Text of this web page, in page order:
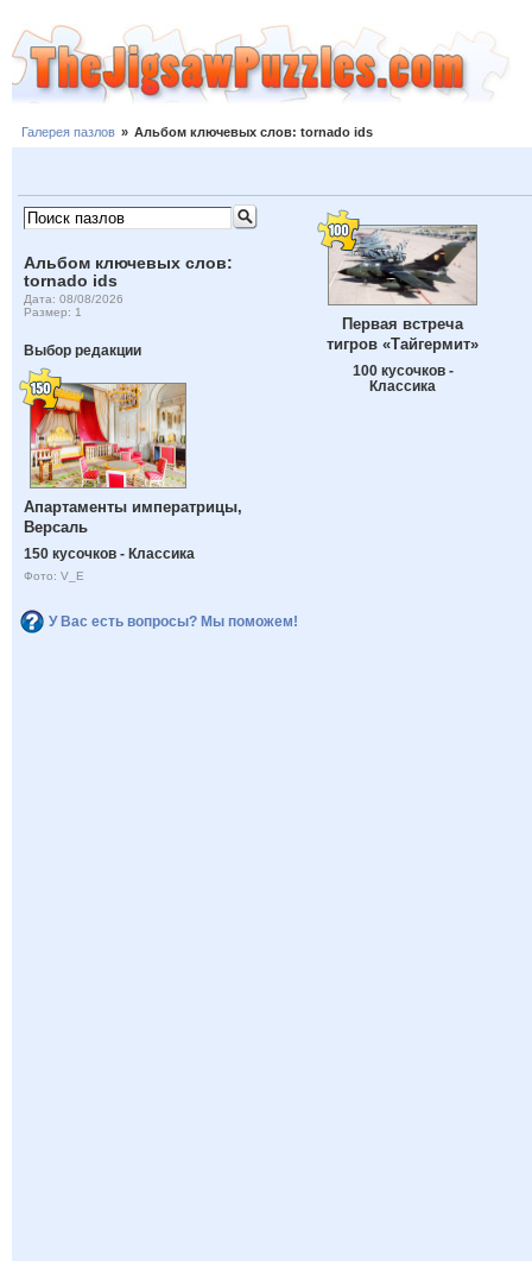
Галерея пазлов » Альбом ключевых слов: tornado ids
Альбом ключевых слов:
tornado ids
Дата: 08/08/2026
Размер: 1
Выбор редакции
Апартаменты императрицы,
Версаль
150 кусочков - Классика
Фото: V_E
У Вас есть вопросы? Мы поможем!
Первая встреча
тигров «Тайгермит»
100 кусочков -
Классика